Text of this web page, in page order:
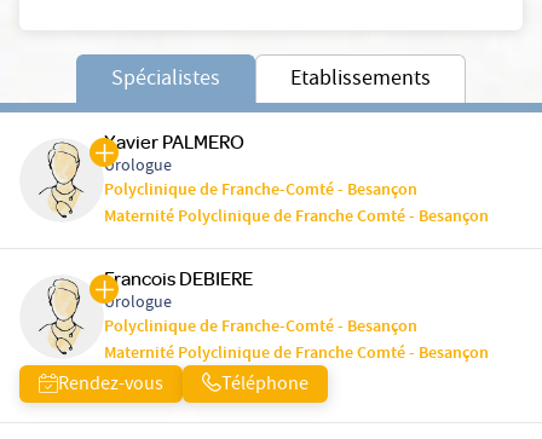
Spécialistes Etablissements
Xavier PALMERO
Urologue
Polyclinique de Franche-Comté - Besançon
Maternité Polyclinique de Franche Comté - Besançon
Francois DEBIERE
Urologue
Polyclinique de Franche-Comté - Besançon
Maternité Polyclinique de Franche Comté - Besançon
Rendez-vous Téléphone